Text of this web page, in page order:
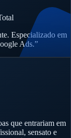
Especializado em
Ads.”
que entrariam em
sensato e